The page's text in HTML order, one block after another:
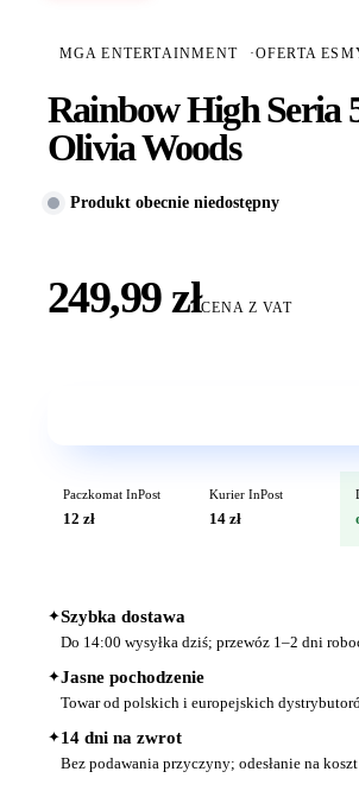
MGA ENTERTAINMENT ·OFERTA
Rainbow High Seria
Olivia Woods
Produkt obecnie niedostępny
249,99 złCENA Z VAT
Paczkomat InPost
12 zł
Kurier InPost
14 zł
✦Szybka dostawa
Do 14:00 wysyłka dziś; przewóz 1–2 dni
✦Jasne pochodzenie
Towar od polskich i europejskich
✦14 dni na zwrot
Bez podawania przyczyny; odesłanie na